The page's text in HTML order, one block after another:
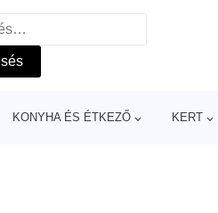
KONYHA ÉS ÉTKEZŐ KERT